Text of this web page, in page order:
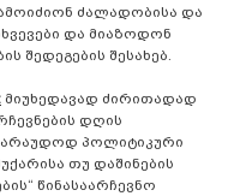
ძალადობისა და
და მიაზოდონ
შედეგების შესახებ.
მიუხედავად ძირითადად
დღის
პოლიტიკური
თუ დაშინების
წინასაარჩევნო